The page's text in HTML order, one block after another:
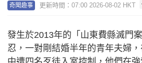
奇聞趣事 更新時間：07:00 2026-08-02 HKT
發生於2013年的「山東費縣滅門
忍，一對剛結婚半年的青年夫婦